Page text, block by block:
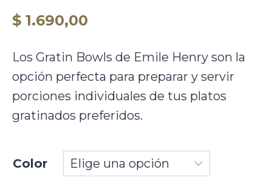
$ 1.690,00
Los Gratin Bowls de Emile Henry son la
opción perfecta para preparar y servir
porciones individuales de tus platos
gratinados preferidos.
Color